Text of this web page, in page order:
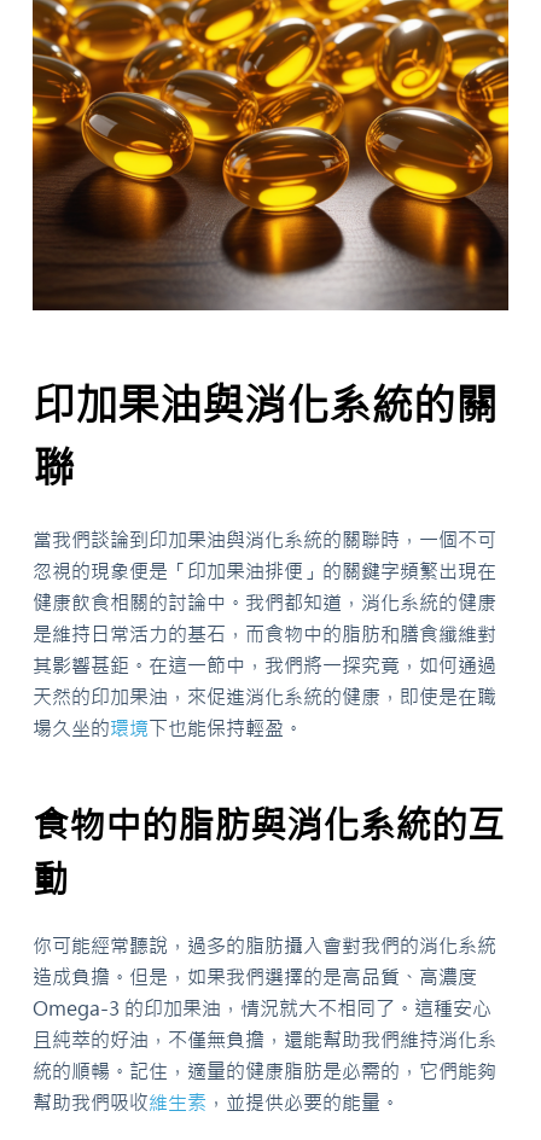
印加果油與消化系統的關
聯
當我們談論到印加果油與消化系統的關聯時，一個不可
忽視的現象便是「印加果油排便」的關鍵字頻繁出現在
健康飲食相關的討論中。我們都知道，消化系統的健康
是維持日常活力的基石，而食物中的脂肪和膳食纖維對
其影響甚鉅。在這一節中，我們將一探究竟，如何通過
天然的印加果油，來促進消化系統的健康，即使是在職
場久坐的環境下也能保持輕盈。
食物中的脂肪與消化系統的互
動
你可能經常聽說，過多的脂肪攝入會對我們的消化系統
造成負擔。但是，如果我們選擇的是高品質、高濃度
Omega-3 的印加果油，情況就大不相同了。這種安心
且純萃的好油，不僅無負擔，還能幫助我們維持消化系
統的順暢。記住，適量的健康脂肪是必需的，它們能夠
幫助我們吸收維生素 ，並提供必要的能量。